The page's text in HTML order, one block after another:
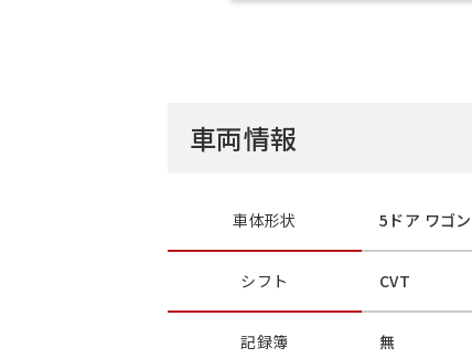
車両情報
車体形状 5ドア ワゴン
シフト CVT
記録簿 無